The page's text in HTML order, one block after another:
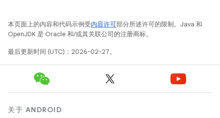
本页面上的内容和代码示例受内容许可部分所述许可的限制。Java 和
OpenJDK 是 Oracle 和/或其关联公司的注册商标。
最后更新时间 (UTC)：2026-02-27。
关于 ANDROID